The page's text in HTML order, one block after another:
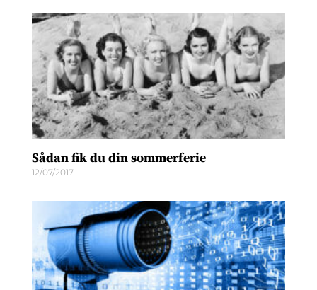
Sådan fik du din sommerferie
12/07/2017